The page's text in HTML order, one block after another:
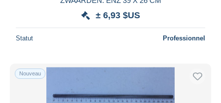
± 6,93 $US
Statut Professionnel
Nouveau